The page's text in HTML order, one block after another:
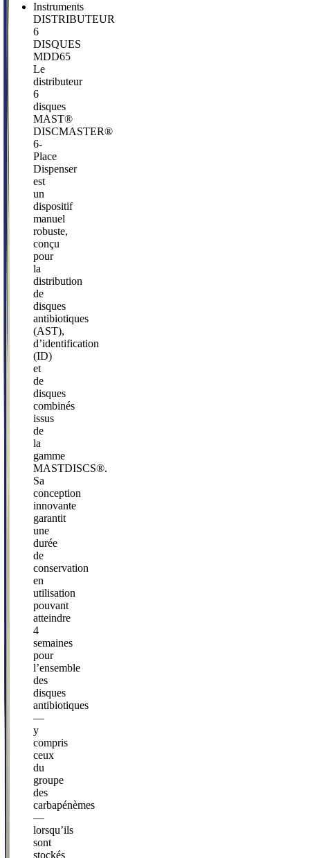
Instruments
DISTRIBUTEUR
6
DISQUES
MDD65
Le
distributeur
6
disques
MAST®
DISCMASTER®
6-
Place
Dispenser
est
un
dispositif
manuel
robuste,
conçu
pour
la
distribution
de
disques
antibiotiques
(AST),
d’identification
(ID)
et
de
disques
combinés
issus
de
la
gamme
MASTDISCS®.
Sa
conception
innovante
garantit
une
durée
de
conservation
en
utilisation
pouvant
atteindre
4
semaines
pour
l’ensemble
des
disques
antibiotiques
—
y
compris
ceux
du
groupe
des
carbapénèmes
—
lorsqu’ils
sont
stockés